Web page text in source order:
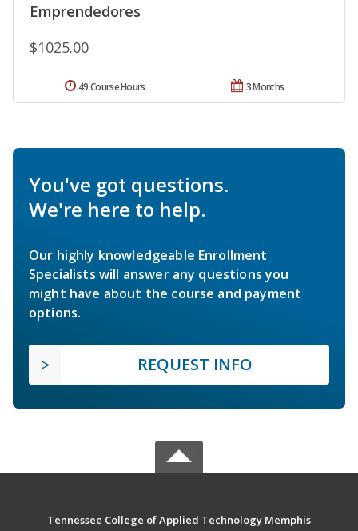
Emprendedores
$1025.00
3 Months
49 Course Hours
You've got questions.
We're here to help.
Our highly knowledgeable Enrollment
Specialists will answer any questions you
might have about the course and payment
options.
REQUEST INFO
Tennessee College of Applied Technology Memphis